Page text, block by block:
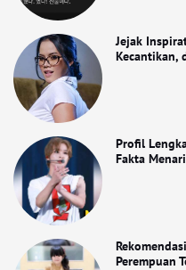
Jejak
Kecantikan,
Profil
Fakta
Perempuan